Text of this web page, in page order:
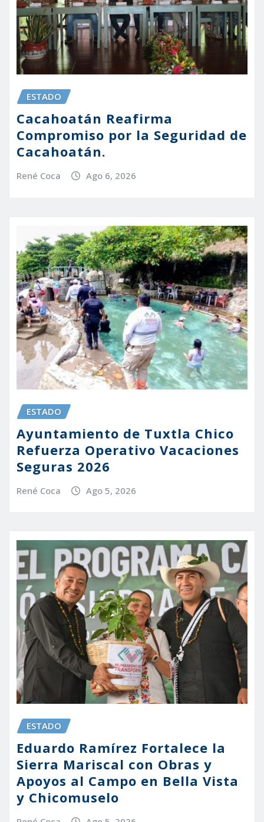
ESTADO
Cacahoatán Reafirma
Compromiso por la Seguridad de
Cacahoatán.
René Coca Ago 6, 2026
ESTADO
Ayuntamiento de Tuxtla Chico
Refuerza Operativo Vacaciones
Seguras 2026
René Coca Ago 5, 2026
ESTADO
Eduardo Ramírez Fortalece la
Sierra Mariscal con Obras y
Apoyos al Campo en Bella Vista
y Chicomuselo